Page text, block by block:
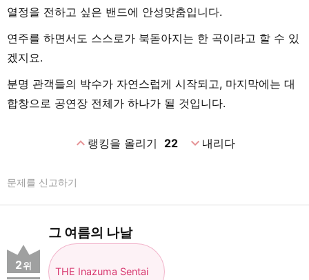
열정을 전하고 싶은 밴드에 안성맞춤입니다.
연주를 하면서도 스스로가 북돋아지는 한 곡이라고 할 수 있
겠지요.
분명 관객들의 박수가 자연스럽게 시작되고, 마지막에는 대
합창으로 공연장 전체가 하나가 될 것입니다.
expand_less랭킹을 올리기 22 expand_more내리다
문제를 신고하기
그 여름의 나날
THE Inazuma Sentai
2 위